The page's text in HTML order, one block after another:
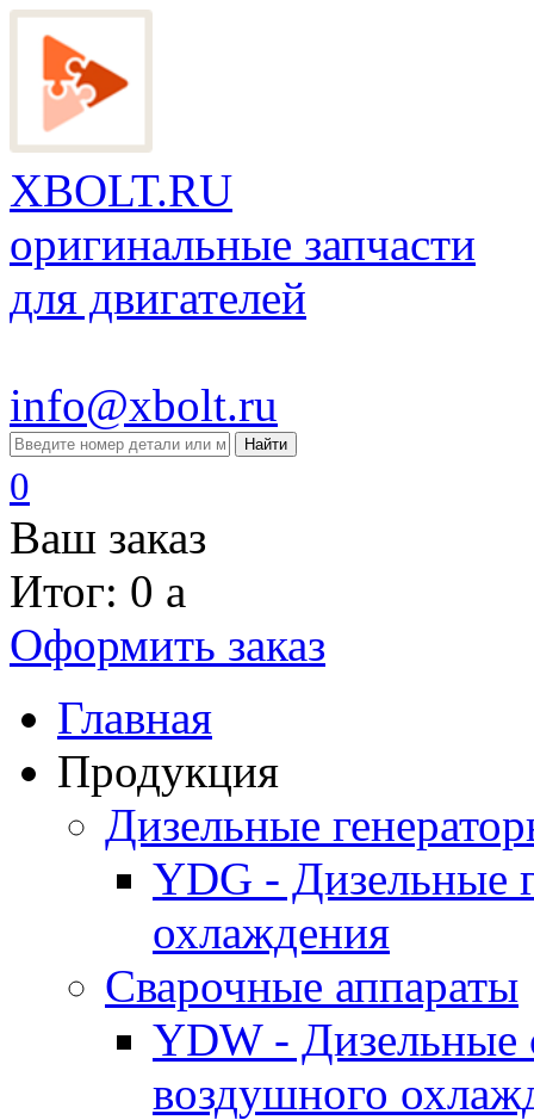
XBOLT.RU
оригинальные запчасти
для двигателей
info@xbolt.ru
Найти
0
Ваш заказ
Итог: 0 a
Оформить заказ
Главная
Продукция
Дизельные
YDG - Дизельные
охлаждения
Cварочные аппараты
YDW - Дизельные
воздушного